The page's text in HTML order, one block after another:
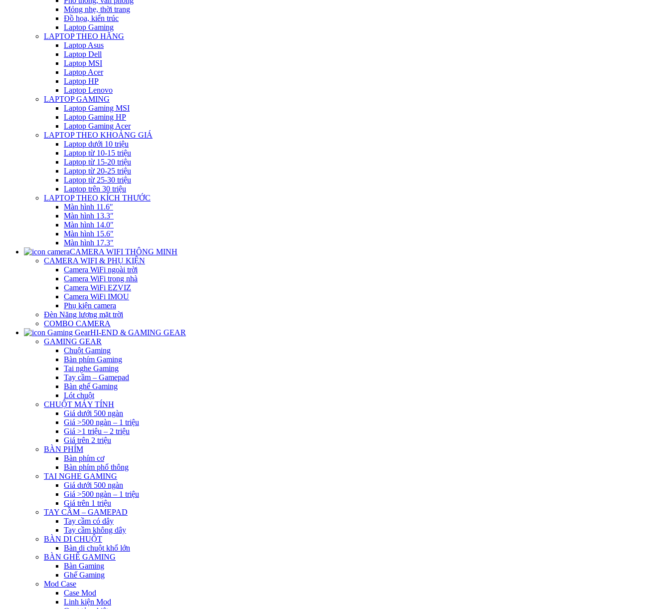
Mỏng nhẹ, thời trang
Đồ họa, kiến trúc
Laptop Gaming
LAPTOP THEO HÃNG
Laptop Asus
Laptop Dell
Laptop MSI
Laptop Acer
Laptop HP
Laptop Lenovo
LAPTOP GAMING
Laptop Gaming MSI
Laptop Gaming HP
Laptop Gaming Acer
LAPTOP THEO KHOẢNG GIÁ
Laptop dưới 10 triệu
Laptop từ 10-15 triệu
Laptop từ 15-20 triệu
Laptop từ 20-25 triệu
Laptop từ 25-30 triệu
Laptop trên 30 triệu
LAPTOP THEO KÍCH THƯỚC
Màn hình 11.6″
Màn hình 13.3″
Màn hình 14.0″
Màn hình 15.6″
Màn hình 17.3″
CAMERA WIFI THÔNG MINH
CAMERA WIFI & PHỤ KIỆN
Camera WiFi ngoài trời
Camera WiFi trong nhà
Camera WiFi EZVIZ
Camera WiFi IMOU
Phụ kiện camera
Đèn Năng lượng mặt trời
COMBO CAMERA
HI-END & GAMING GEAR
GAMING GEAR
Chuột Gaming
Bàn phím Gaming
Tai nghe Gaming
Tay cầm – Gamepad
Bàn ghế Gaming
Lót chuột
CHUỘT MÁY TÍNH
Giá dưới 500 ngàn
Giá >500 ngàn – 1 triệu
Giá >1 triệu – 2 triệu
Giá trên 2 triệu
BÀN PHÍM
Bàn phím cơ
Bàn phím phổ thông
TAI NGHE GAMING
Giá dưới 500 ngàn
Giá >500 ngàn – 1 triệu
Giá trên 1 triệu
TAY CẦM – GAMEPAD
Tay cầm có dây
Tay cầm không dây
BÀN DI CHUỘT
Bàn di chuột khổ lớn
BÀN GHẾ GAMING
Bàn Gaming
Ghế Gaming
Mod Case
Case Mod
Linh kiện Mod